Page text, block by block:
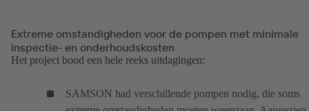
Extreme omstandigheden voor de pompen met minimale
inspectie- en onderhoudskosten
Het project bood een hele reeks uitdagingen:
SAMSON had verschillende pompen nodig, die soms